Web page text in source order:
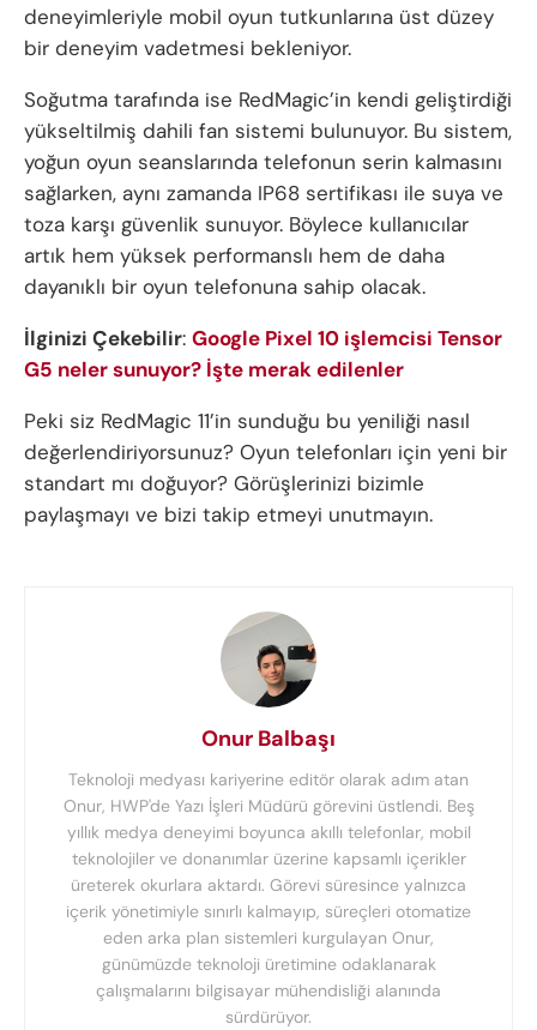
deneyimleriyle mobil oyun tutkunlarına üst düzey
bir deneyim vadetmesi bekleniyor.
Soğutma tarafında ise RedMagic’in kendi geliştirdiği
yükseltilmiş dahili fan sistemi bulunuyor. Bu sistem,
yoğun oyun seanslarında telefonun serin kalmasını
sağlarken, aynı zamanda IP68 sertifikası ile suya ve
toza karşı güvenlik sunuyor. Böylece kullanıcılar
artık hem yüksek performanslı hem de daha
dayanıklı bir oyun telefonuna sahip olacak.
İlginizi Çekebilir: Google Pixel 10 işlemcisi Tensor
G5 neler sunuyor? İşte merak edilenler
Peki siz RedMagic 11’in sunduğu bu yeniliği nasıl
değerlendiriyorsunuz? Oyun telefonları için yeni bir
standart mı doğuyor? Görüşlerinizi bizimle
paylaşmayı ve bizi takip etmeyi unutmayın.
Onur Balbaşı
Teknoloji medyası kariyerine editör olarak adım atan
Onur, HWP'de Yazı İşleri Müdürü görevini üstlendi. Beş
yıllık medya deneyimi boyunca akıllı telefonlar, mobil
teknolojiler ve donanımlar üzerine kapsamlı içerikler
üreterek okurlara aktardı. Görevi süresince yalnızca
içerik yönetimiyle sınırlı kalmayıp, süreçleri otomatize
eden arka plan sistemleri kurgulayan Onur,
günümüzde teknoloji üretimine odaklanarak
çalışmalarını bilgisayar mühendisliği alanında
sürdürüyor.